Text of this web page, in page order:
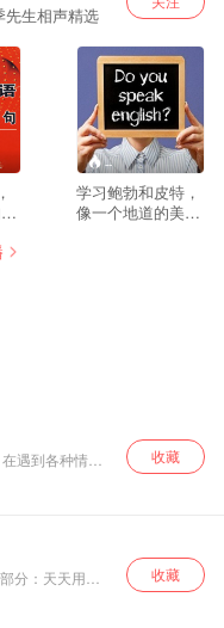
先生相声精选
--
学习鲍勃和皮特，
像一个地道的美国
遇到各种情形
进行沟通，抛
收藏
分：天天用短
业英语句。其
的方式表达出
收藏